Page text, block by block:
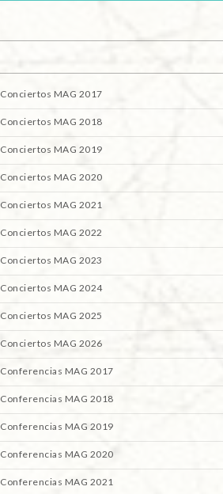
Conciertos MAG 2017
Conciertos MAG 2018
Conciertos MAG 2019
Conciertos MAG 2020
Conciertos MAG 2021
Conciertos MAG 2022
Conciertos MAG 2023
Conciertos MAG 2024
Conciertos MAG 2025
Conciertos MAG 2026
Conferencias MAG 2017
Conferencias MAG 2018
Conferencias MAG 2019
Conferencias MAG 2020
Conferencias MAG 2021